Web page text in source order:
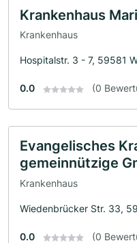
Krankenhaus
Krankenhaus
Hospitalstr. 3 - 7, 59581
0.0 (0
Evangelisches
gemeinnützige
Krankenhaus
Wiedenbrücker Str. 33,
0.0 (0